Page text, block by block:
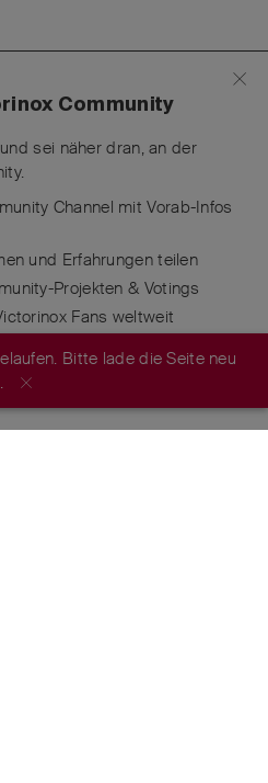
Bitte lade die Seite neu
Community
sei näher dran, an der
Channel mit Vorab-Infos
und Erfahrungen teilen
Projekten & Votings
Fans weltweit